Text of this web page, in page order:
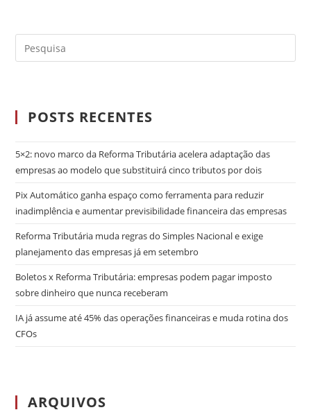
POSTS RECENTES
5×2: novo marco da Reforma Tributária acelera adaptação das
empresas ao modelo que substituirá cinco tributos por dois
Pix Automático ganha espaço como ferramenta para reduzir
inadimplência e aumentar previsibilidade financeira das empresas
Reforma Tributária muda regras do Simples Nacional e exige
planejamento das empresas já em setembro
Boletos x Reforma Tributária: empresas podem pagar imposto
sobre dinheiro que nunca receberam
IA já assume até 45% das operações financeiras e muda rotina dos
CFOs
ARQUIVOS